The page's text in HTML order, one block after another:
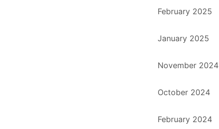
February 2025
January 2025
November 2024
October 2024
February 2024